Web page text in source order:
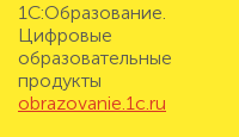
1С:Образование.
Цифровые
образовательные
продукты
obrazovanie.1c.ru